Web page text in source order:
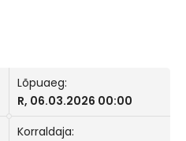
Lõpuaeg:
R, 06.03.2026 00:00
Korraldaja: